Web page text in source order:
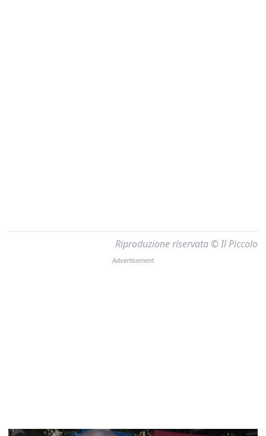
Riproduzione riservata © Il Piccolo